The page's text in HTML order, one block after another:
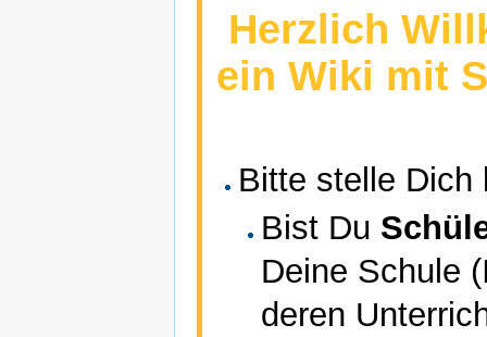
Herzlich
ein Wiki mit
Bitte stelle
Bist Du
Deine Schule
deren